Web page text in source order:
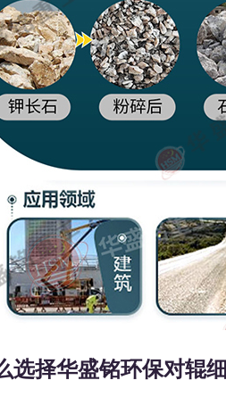
选择华盛铭环保对辊